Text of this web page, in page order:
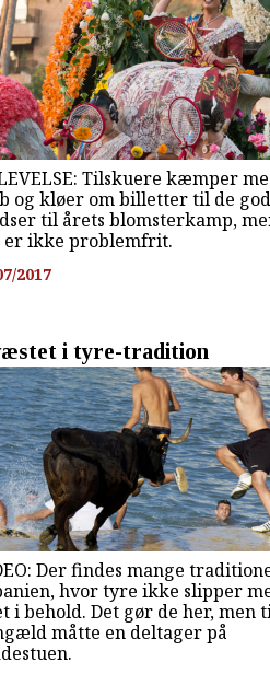
Tilskuere kæmper
og kløer om billetter til de
til årets blomsterkamp,
er ikke problemfrit.
2017
i tyre-tradition
Der findes mange
hvor tyre ikke slipper
i behold. Det gør de her, men
måtte en deltager på